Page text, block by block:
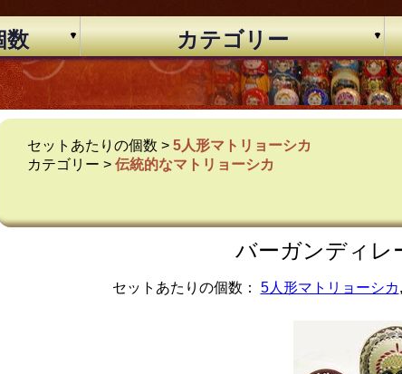
数 カテゴリー
セットあたりの個数 >5人形マトリョーシカ
カテゴリー >伝統的なマトリョーシカ
バーガンディレ
セットあたりの個数： 5人形マトリョーシカ